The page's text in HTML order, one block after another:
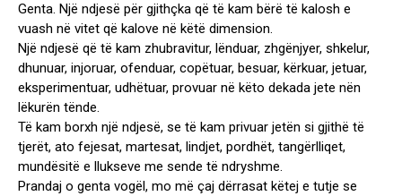
Genta. Një ndjesë për gjithçka që të kam bërë të kalosh e
vuash në vitet që kalove në këtë dimension.
Një ndjesë që të kam zhubravitur, lënduar, zhgënjyer, shkelur,
dhunuar, injoruar, ofenduar, copëtuar, besuar, kërkuar, jetuar,
eksperimentuar, udhëtuar, provuar në këto dekada jete nën
lëkurën tënde.
Të kam borxh një ndjesë, se të kam privuar jetën si gjithë të
tjerët, ato fejesat, martesat, lindjet, pordhët, tangërlliqet,
mundësitë e llukseve me sende të ndryshme.
Prandaj o genta vogël, mo më çaj dërrasat këtej e tutje se